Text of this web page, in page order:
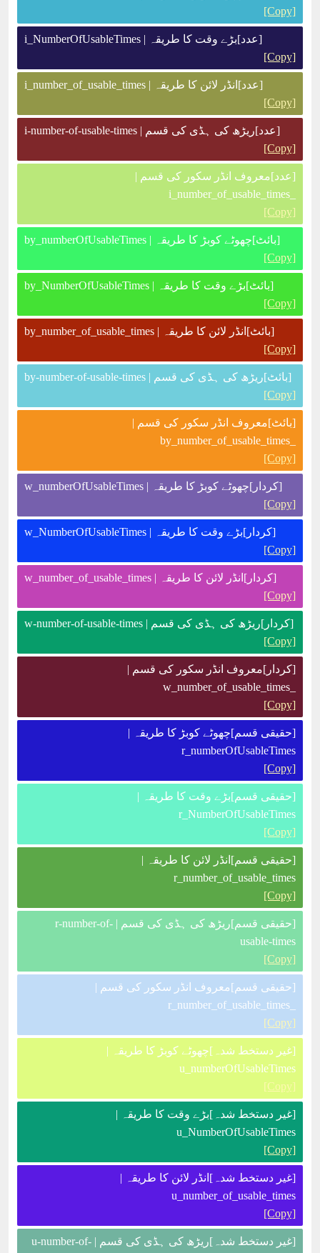
[Copy]
[عدد]بڑے وقت کا طریقہ | i_NumberOfUsableTimes
[Copy]
[عدد]انڈر لائن کا طریقہ | i_number_of_usable_times
[Copy]
[عدد]ریڑھ کی ہڈی کی قسم | i-number-of-usable-times
[Copy]
[عدد]معروف انڈر سکور کی قسم |
_i_number_of_usable_times
[Copy]
[بائٹ]چھوٹے کوبڑ کا طریقہ | by_numberOfUsableTimes
[Copy]
[بائٹ]بڑے وقت کا طریقہ | by_NumberOfUsableTimes
[Copy]
[بائٹ]انڈر لائن کا طریقہ | by_number_of_usable_times
[Copy]
[بائٹ]ریڑھ کی ہڈی کی قسم | by-number-of-usable-times
[Copy]
[بائٹ]معروف انڈر سکور کی قسم |
_by_number_of_usable_times
[Copy]
[کردار]چھوٹے کوبڑ کا طریقہ | w_numberOfUsableTimes
[Copy]
[کردار]بڑے وقت کا طریقہ | w_NumberOfUsableTimes
[Copy]
[کردار]انڈر لائن کا طریقہ | w_number_of_usable_times
[Copy]
[کردار]ریڑھ کی ہڈی کی قسم | w-number-of-usable-times
[Copy]
[کردار]معروف انڈر سکور کی قسم |
_w_number_of_usable_times
[Copy]
[حقیقی قسم]چھوٹے کوبڑ کا طریقہ |
r_numberOfUsableTimes
[Copy]
[حقیقی قسم]بڑے وقت کا طریقہ |
r_NumberOfUsableTimes
[Copy]
[حقیقی قسم]انڈر لائن کا طریقہ |
r_number_of_usable_times
[Copy]
[حقیقی قسم]ریڑھ کی ہڈی کی قسم | r-number-of-
usable-times
[Copy]
[حقیقی قسم]معروف انڈر سکور کی قسم |
_r_number_of_usable_times
[Copy]
[غیر دستخط شدہ]چھوٹے کوبڑ کا طریقہ |
u_numberOfUsableTimes
[Copy]
[غیر دستخط شدہ]بڑے وقت کا طریقہ |
u_NumberOfUsableTimes
[Copy]
[غیر دستخط شدہ]انڈر لائن کا طریقہ |
u_number_of_usable_times
[Copy]
[غیر دستخط شدہ]ریڑھ کی ہڈی کی قسم | u-number-of-